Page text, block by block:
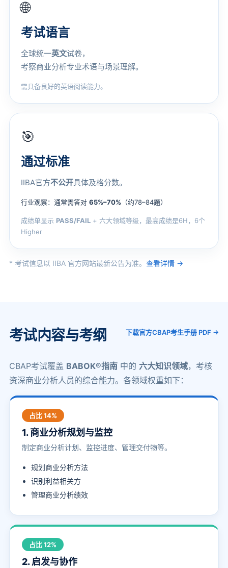
🌐
考试语言
全球统一英文试卷，
考察商业分析专业术语与场景理解。
需具备良好的英语阅读能力。
🎯
通过标准
IIBA官方不公开具体及格分数。
行业观察：通常需答对 65%–70% （约78–84题）
成绩单显示 PASS/FAIL+ 六大领域等级，最高成绩是6H，6个
Higher
* 考试信息以 IIBA 官方网站最新公告为准。 查看详情 →
考试内容与考纲 下载官方CBAP考生手册 PDF →
CBAP考试覆盖 BABOK®指南中的 六大知识领域，考核
资深商业分析人员的综合能力。各领域权重如下：
占比 14%
1. 商业分析规划与监控
制定商业分析计划、监控进度、管理交付物等。
规划商业分析方法
识别利益相关方
管理商业分析绩效
占比 12%
2. 启发与协作